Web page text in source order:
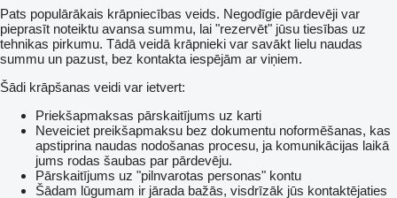
Pats populārākais krāpniecības veids. Negodīgie pārdevēji var
pieprasīt noteiktu avansa summu, lai "rezervēt" jūsu tiesības uz
tehnikas pirkumu. Tādā veidā krāpnieki var savākt lielu naudas
summu un pazust, bez kontakta iespējām ar viņiem.
Šādi krāpšanas veidi var ietvert:
Priekšapmaksas pārskaitījums uz karti
Neveiciet preikšapmaksu bez dokumentu noformēšanas, kas
apstiprina naudas nodošanas procesu, ja komunikācijas laikā
jums rodas šaubas par pārdevēju.
Pārskaitījums uz "pilnvarotas personas" kontu
Šādam lūgumam ir jārada bažās, visdrīzāk jūs kontaktējaties